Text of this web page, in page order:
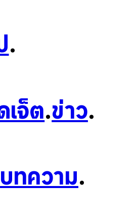
.
จ็ต.ข่าว.
บทความ.